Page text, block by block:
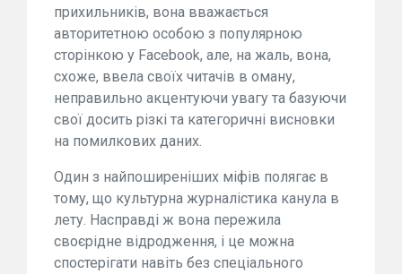
прихильників, вона вважається
авторитетною особою з популярною
сторінкою у Facebook, але, на жаль, вона,
схоже, ввела своїх читачів в оману,
неправильно акцентуючи увагу та базуючи
свої досить різкі та категоричні висновки
на помилкових даних.
Один з найпоширеніших міфів полягає в
тому, що культурна журналістика канула в
лету. Насправді ж вона пережила
своєрідне відродження, і це можна
спостерігати навіть без спеціального